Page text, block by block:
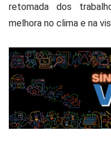
retomada dos
melhora no clima e na